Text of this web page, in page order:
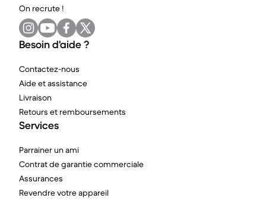
On recrute !
Besoin d'aide ?
Contactez-nous
Aide et assistance
Livraison
Retours et remboursements
Services
Parrainer un ami
Contrat de garantie commerciale
Assurances
Revendre votre appareil